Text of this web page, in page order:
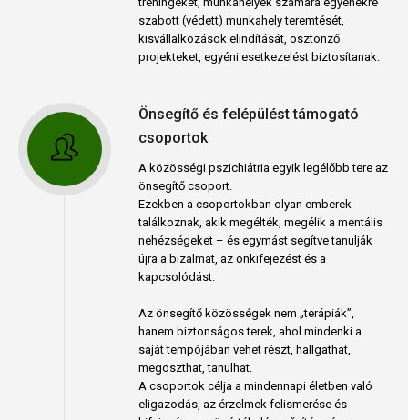
szabott (védett) munkahely teremtését,
kisvállalkozások elindítását, ösztönző
projekteket, egyéni esetkezelést biztosítanak.
Önsegítő és felépülést támogató
csoportok
A közösségi pszichiátria egyik legélőbb tere az
önsegítő csoport.
Ezekben a csoportokban olyan emberek
találkoznak, akik megélték, megélik a mentális
nehézségeket – és egymást segítve tanulják
újra a bizalmat, az önkifejezést és a
kapcsolódást.
Az önsegítő közösségek nem „terápiák”,
hanem biztonságos terek, ahol mindenki a
saját tempójában vehet részt, hallgathat,
megoszthat, tanulhat.
A csoportok célja a mindennapi életben való
eligazodás, az érzelmek felismerése és